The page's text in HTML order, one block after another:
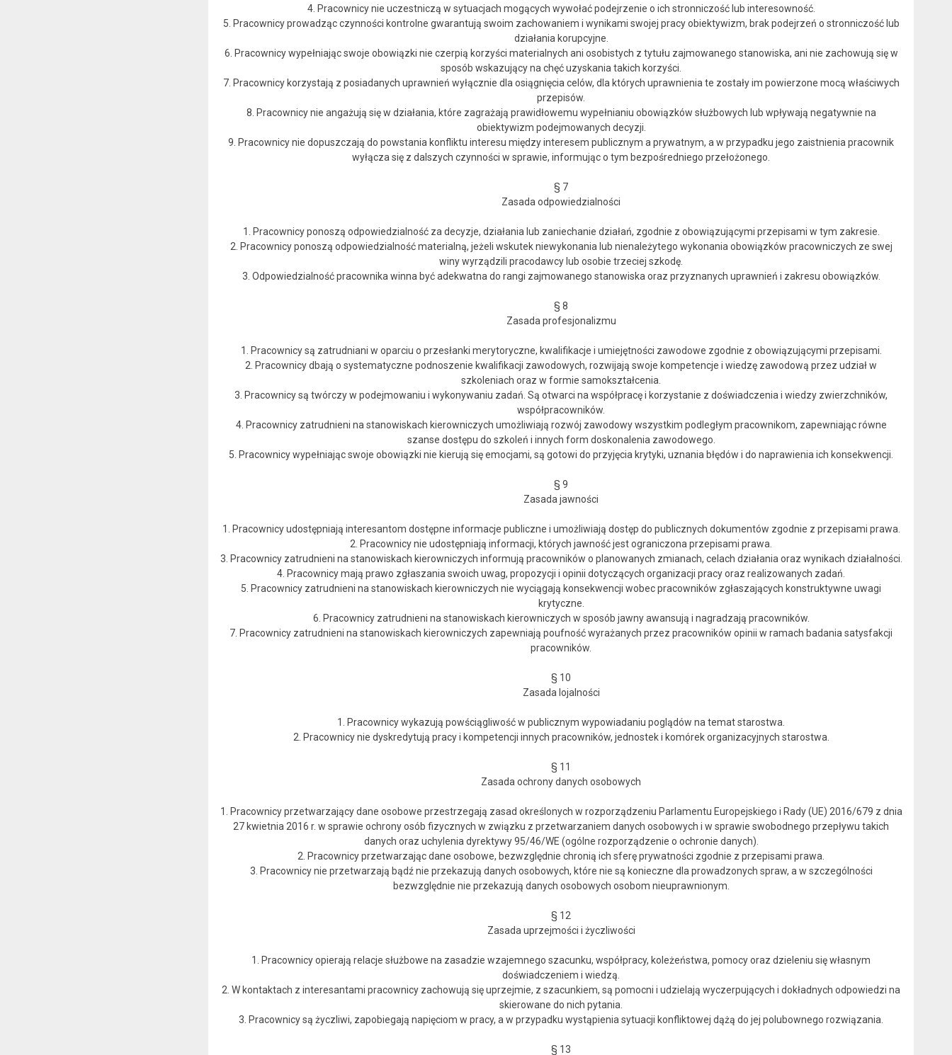
4. Pracownicy nie uczestniczą w sytuacjach mogących wywołać podejrzenie o ich stronniczość lub interesowność.
5. Pracownicy prowadząc czynności kontrolne gwarantują swoim zachowaniem i wynikami swojej pracy obiektywizm, brak podejrzeń o stronniczość lub
działania korupcyjne.
6. Pracownicy wypełniając swoje obowiązki nie czerpią korzyści materialnych ani osobistych z tytułu zajmowanego stanowiska, ani nie zachowują się w
sposób wskazujący na chęć uzyskania takich korzyści.
7. Pracownicy korzystają z posiadanych uprawnień wyłącznie dla osiągnięcia celów, dla których uprawnienia te zostały im powierzone mocą właściwych
przepisów.
8. Pracownicy nie angażują się w działania, które zagrażają prawidłowemu wypełnianiu obowiązków służbowych lub wpływają negatywnie na
obiektywizm podejmowanych decyzji.
9. Pracownicy nie dopuszczają do powstania konfliktu interesu między interesem publicznym a prywatnym, a w przypadku jego zaistnienia pracownik
wyłącza się z dalszych czynności w sprawie, informując o tym bezpośredniego przełożonego.
§ 7
Zasada odpowiedzialności
1. Pracownicy ponoszą odpowiedzialność za decyzje, działania lub zaniechanie działań, zgodnie z obowiązującymi przepisami w tym zakresie.
2. Pracownicy ponoszą odpowiedzialność materialną, jeżeli wskutek niewykonania lub nienależytego wykonania obowiązków pracowniczych ze swej
winy wyrządzili pracodawcy lub osobie trzeciej szkodę.
3. Odpowiedzialność pracownika winna być adekwatna do rangi zajmowanego stanowiska oraz przyznanych uprawnień i zakresu obowiązków.
§ 8
Zasada profesjonalizmu
1. Pracownicy są zatrudniani w oparciu o przesłanki merytoryczne, kwalifikacje i umiejętności zawodowe zgodnie z obowiązującymi przepisami.
2. Pracownicy dbają o systematyczne podnoszenie kwalifikacji zawodowych, rozwijają swoje kompetencje i wiedzę zawodową przez udział w
szkoleniach oraz w formie samokształcenia.
3. Pracownicy są twórczy w podejmowaniu i wykonywaniu zadań. Są otwarci na współpracę i korzystanie z doświadczenia i wiedzy zwierzchników,
współpracowników.
4. Pracownicy zatrudnieni na stanowiskach kierowniczych umożliwiają rozwój zawodowy wszystkim podległym pracownikom, zapewniając równe
szanse dostępu do szkoleń i innych form doskonalenia zawodowego.
5. Pracownicy wypełniając swoje obowiązki nie kierują się emocjami, są gotowi do przyjęcia krytyki, uznania błędów i do naprawienia ich konsekwencji.
§ 9
Zasada jawności
1. Pracownicy udostępniają interesantom dostępne informacje publiczne i umożliwiają dostęp do publicznych dokumentów zgodnie z przepisami prawa.
2. Pracownicy nie udostępniają informacji, których jawność jest ograniczona przepisami prawa.
3. Pracownicy zatrudnieni na stanowiskach kierowniczych informują pracowników o planowanych zmianach, celach działania oraz wynikach działalności.
4. Pracownicy mają prawo zgłaszania swoich uwag, propozycji i opinii dotyczących organizacji pracy oraz realizowanych zadań.
5. Pracownicy zatrudnieni na stanowiskach kierowniczych nie wyciągają konsekwencji wobec pracowników zgłaszających konstruktywne uwagi
krytyczne.
6. Pracownicy zatrudnieni na stanowiskach kierowniczych w sposób jawny awansują i nagradzają pracowników.
7. Pracownicy zatrudnieni na stanowiskach kierowniczych zapewniają poufność wyrażanych przez pracowników opinii w ramach badania satysfakcji
pracowników.
§ 10
Zasada lojalności
1. Pracownicy wykazują powściągliwość w publicznym wypowiadaniu poglądów na temat starostwa.
2. Pracownicy nie dyskredytują pracy i kompetencji innych pracowników, jednostek i komórek organizacyjnych starostwa.
§ 11
Zasada ochrony danych osobowych
1. Pracownicy przetwarzający dane osobowe przestrzegają zasad określonych w rozporządzeniu Parlamentu Europejskiego i Rady (UE) 2016/679 z dnia
27 kwietnia 2016 r. w sprawie ochrony osób fizycznych w związku z przetwarzaniem danych osobowych i w sprawie swobodnego przepływu takich
danych oraz uchylenia dyrektywy 95/46/WE (ogólne rozporządzenie o ochronie danych).
2. Pracownicy przetwarzając dane osobowe, bezwzględnie chronią ich sferę prywatności zgodnie z przepisami prawa.
3. Pracownicy nie przetwarzają bądź nie przekazują danych osobowych, które nie są konieczne dla prowadzonych spraw, a w szczególności
bezwzględnie nie przekazują danych osobowych osobom nieuprawnionym.
§ 12
Zasada uprzejmości i życzliwości
1. Pracownicy opierają relacje służbowe na zasadzie wzajemnego szacunku, współpracy, koleżeństwa, pomocy oraz dzieleniu się własnym
doświadczeniem i wiedzą.
2. W kontaktach z interesantami pracownicy zachowują się uprzejmie, z szacunkiem, są pomocni i udzielają wyczerpujących i dokładnych odpowiedzi na
skierowane do nich pytania.
3. Pracownicy są życzliwi, zapobiegają napięciom w pracy, a w przypadku wystąpienia sytuacji konfliktowej dążą do jej polubownego rozwiązania.
§ 13